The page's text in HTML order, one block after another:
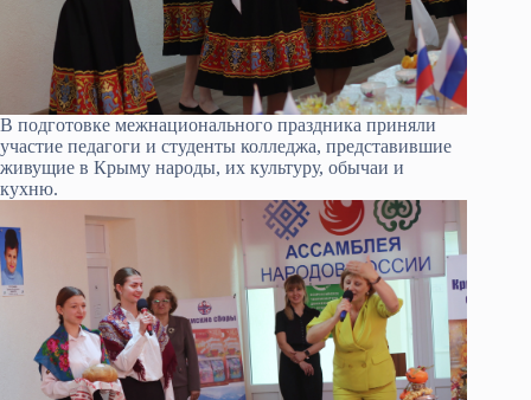
В подготовке межнационального праздника приняли
участие педагоги и студенты колледжа, представившие
живущие в Крыму народы, их культуру, обычаи и
кухню.